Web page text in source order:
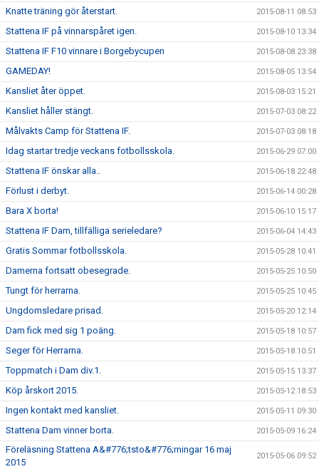
Knatte träning gör återstart. 2015-08-11 08:53
Stattena IF på vinnarspåret igen. 2015-08-10 13:34
Stattena IF F10 vinnare i Borgebycupen 2015-08-08 23:38
GAMEDAY! 2015-08-05 13:54
Kansliet åter öppet. 2015-08-03 15:21
Kansliet håller stängt. 2015-07-03 08:22
Målvakts Camp för Stattena IF. 2015-07-03 08:18
Idag startar tredje veckans fotbollsskola. 2015-06-29 07:00
Stattena IF önskar alla.. 2015-06-18 22:48
Förlust i derbyt. 2015-06-14 00:28
Bara X borta! 2015-06-10 15:17
Stattena IF Dam, tillfälliga serieledare? 2015-06-04 14:43
Gratis Sommar fotbollsskola. 2015-05-28 10:41
Damerna fortsatt obesegrade. 2015-05-25 10:50
Tungt för herrarna. 2015-05-25 10:45
Ungdomsledare prisad. 2015-05-20 12:14
Dam fick med sig 1 poäng. 2015-05-18 10:57
Seger för Herrarna. 2015-05-18 10:51
Toppmatch i Dam div.1. 2015-05-15 13:37
Köp årskort 2015. 2015-05-12 18:53
Ingen kontakt med kansliet. 2015-05-11 09:30
Stattena Dam vinner borta. 2015-05-09 16:24
Föreläsning Stattena A&#776;tsto&#776;rningar 16 maj
2015
2015-05-06 09:52